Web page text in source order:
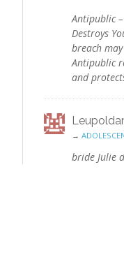
Antipublic
Destroys
breach
Antipublic
and
→
bride Julie